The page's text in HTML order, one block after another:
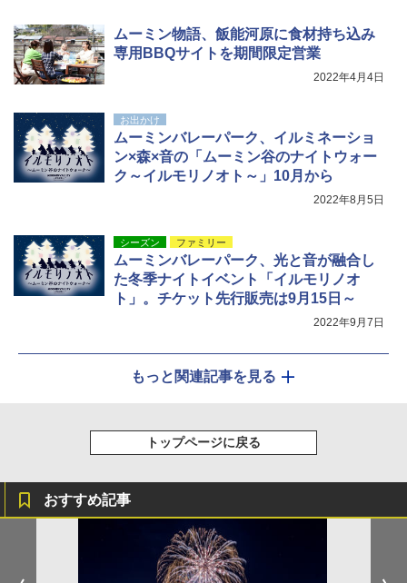
Coleman(コールマン) ツーリングドーム/LD
X 2人用 3人用 キャンプ アウトドア フェス
ソロキャンプ ソロテント
￥20,718
電動エアーポンプ SUP用 20PSI 電動ポンプ
ゴムボート 空気入れ 空気抜き 自動停止 過熱
保護 日光可読lcd 7種類ノズル付き
ムーミン物語、飯能河原に食材持ち込み
専用BBQサイトを期間限定営業
2022年4月4日
お出かけ
ムーミンバレーパーク、イルミネーショ
ン×森×音の「ムーミン谷のナイトウォー
ク～イルモリノオト～」10月から
2022年8月5日
シーズン ファミリー
ムーミンバレーパーク、光と音が融合し
た冬季ナイトイベント「イルモリノオ
ト」。チケット先行販売は9月15日～
2022年9月7日
もっと関連記事を見る
トップページに戻る
おすすめ記事